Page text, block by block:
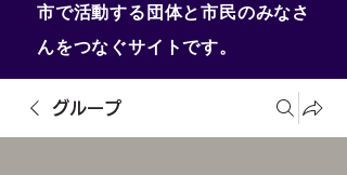
市で活動する団体と市民のみなさ
んをつなぐサイトです。
グループ